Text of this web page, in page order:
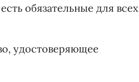
обязательные для всех
удостоверяющее